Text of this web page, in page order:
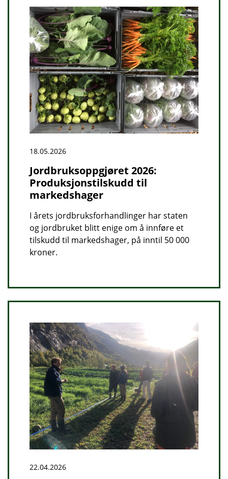
18.05.2026
Jordbruksoppgjøret 2026:
Produksjonstilskudd til
markedshager
I årets jordbruksforhandlinger har staten
og jordbruket blitt enige om å innføre et
tilskudd til markedshager, på inntil 50 000
kroner.
22.04.2026